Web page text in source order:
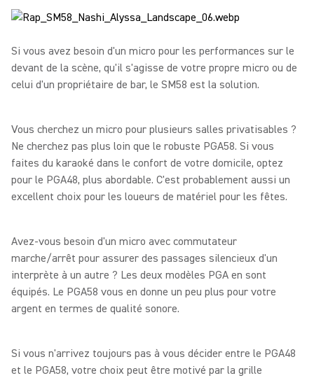
Si vous avez besoin d'un micro pour les performances sur le
devant de la scène, qu'il s'agisse de votre propre micro ou de
celui d'un propriétaire de bar, le SM58 est la solution.
Vous cherchez un micro pour plusieurs salles privatisables ?
Ne cherchez pas plus loin que le robuste PGA58. Si vous
faites du karaoké dans le confort de votre domicile, optez
pour le PGA48, plus abordable. C'est probablement aussi un
excellent choix pour les loueurs de matériel pour les fêtes.
Avez-vous besoin d'un micro avec commutateur
marche/arrêt pour assurer des passages silencieux d'un
interprète à un autre ? Les deux modèles PGA en sont
équipés. Le PGA58 vous en donne un peu plus pour votre
argent en termes de qualité sonore.
Si vous n'arrivez toujours pas à vous décider entre le PGA48
et le PGA58, votre choix peut être motivé par la grille